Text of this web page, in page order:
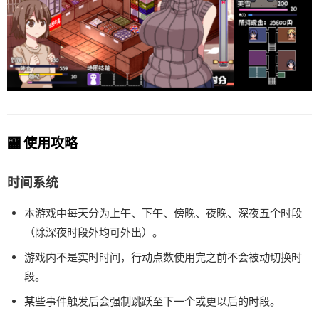
🏧 使用攻略
时间系统
本游戏中每天分为上午、下午、傍晚、夜晚、深夜五个时段
（除深夜时段外均可外出）。
游戏内不是实时时间，行动点数使用完之前不会被动切换时
段。
某些事件触发后会强制跳跃至下一个或更以后的时段。